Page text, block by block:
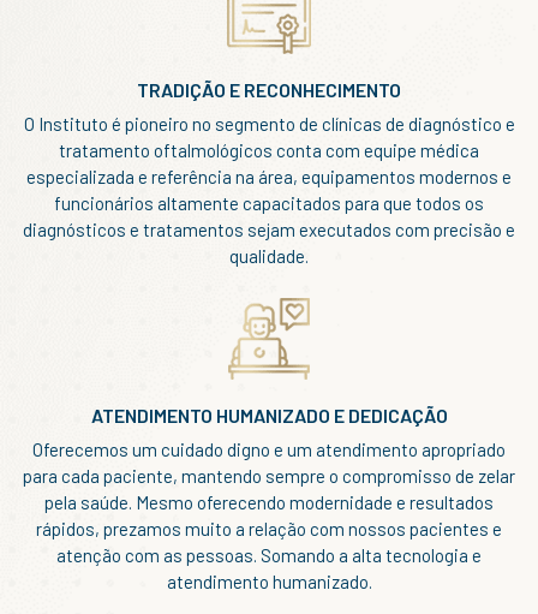
TRADIÇÃO E RECONHECIMENTO
O Instituto é pioneiro no segmento de clínicas de diagnóstico e
tratamento oftalmológicos conta com equipe médica
especializada e referência na área, equipamentos modernos e
funcionários altamente capacitados para que todos os
diagnósticos e tratamentos sejam executados com precisão e
qualidade.
ATENDIMENTO HUMANIZADO E DEDICAÇÃO
Oferecemos um cuidado digno e um atendimento apropriado
para cada paciente, mantendo sempre o compromisso de zelar
pela saúde. Mesmo oferecendo modernidade e resultados
rápidos, prezamos muito a relação com nossos pacientes e
atenção com as pessoas. Somando a alta tecnologia e
atendimento humanizado.